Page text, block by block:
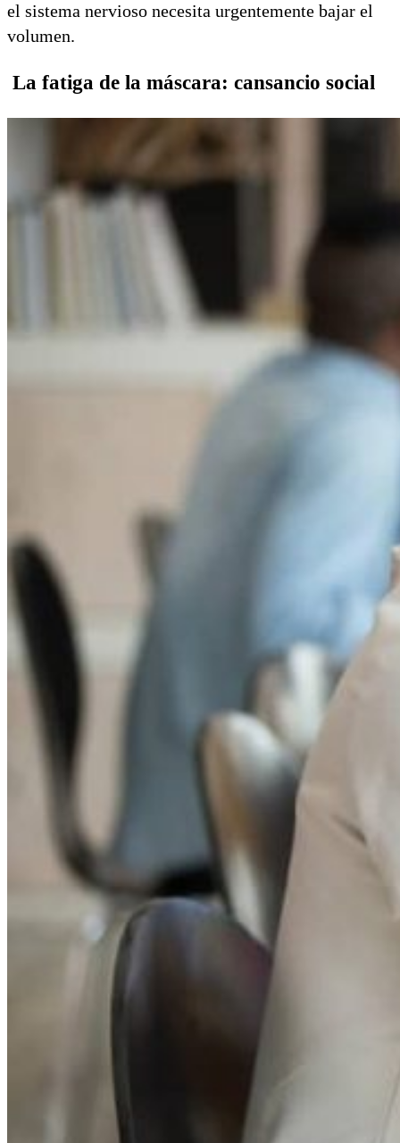
el sistema nervioso necesita urgentemente bajar el
volumen.
La fatiga de la máscara: cansancio social